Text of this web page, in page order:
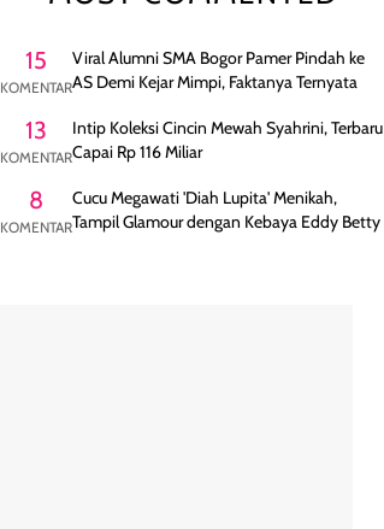
15
KOMENTAR
Viral Alumni SMA Bogor Pamer Pindah ke
AS Demi Kejar Mimpi, Faktanya Ternyata
13
KOMENTAR
Intip Koleksi Cincin Mewah Syahrini, Terbaru
Capai Rp 116 Miliar
8
KOMENTAR
Cucu Megawati 'Diah Lupita' Menikah,
Tampil Glamour dengan Kebaya Eddy Betty